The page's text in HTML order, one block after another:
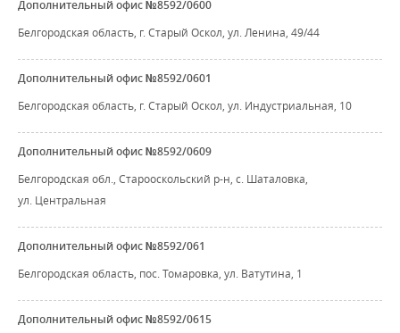
Дополнительный офис №8592/0600
Белгородская область, г. Старый Оскол, ул. Ленина, 49/44
Дополнительный офис №8592/0601
Белгородская область, г. Старый Оскол, ул. Индустриальная, 10
Дополнительный офис №8592/0609
Белгородская обл., Старооскольский р-н, с. Шаталовка,
ул. Центральная
Дополнительный офис №8592/061
Белгородская область, пос. Томаровка, ул. Ватутина, 1
Дополнительный офис №8592/0615